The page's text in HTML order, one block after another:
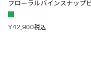
フローラルバインスナップ
¥42,900税込